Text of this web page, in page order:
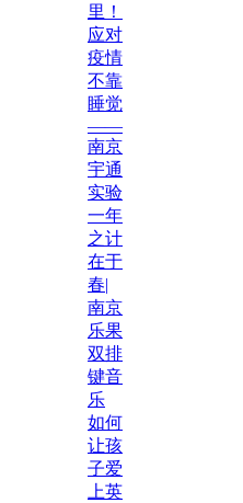
里！
应对
疫情
不靠
睡觉
——
南京
宇通
实验
一年
之计
在于
春|
南京
乐果
双排
键音
乐
如何
让孩
子爱
上英